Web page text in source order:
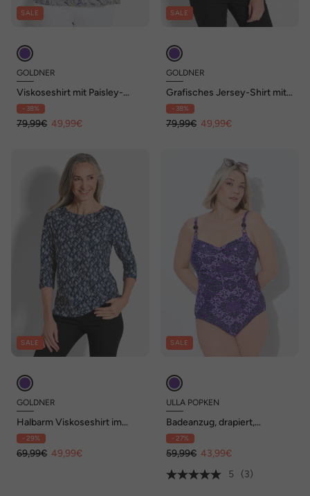
SALE
GOLDNER
Viskoseshirt mit Paisley-
Muster
- 38%
79,99€ 49,99€
SALE
GOLDNER
Grafisches Jersey-Shirt mit
Rundhals
- 38%
79,99€ 49,99€
SALE
GOLDNER
Halbarm Viskoseshirt im
Allover-Design
- 29%
69,99€ 49,99€
SALE
ULLA POPKEN
Badeanzug, drapiert,
Softcups, Zierperlen,
recycelt
- 27%
59,99€ 43,99€
5
(3)